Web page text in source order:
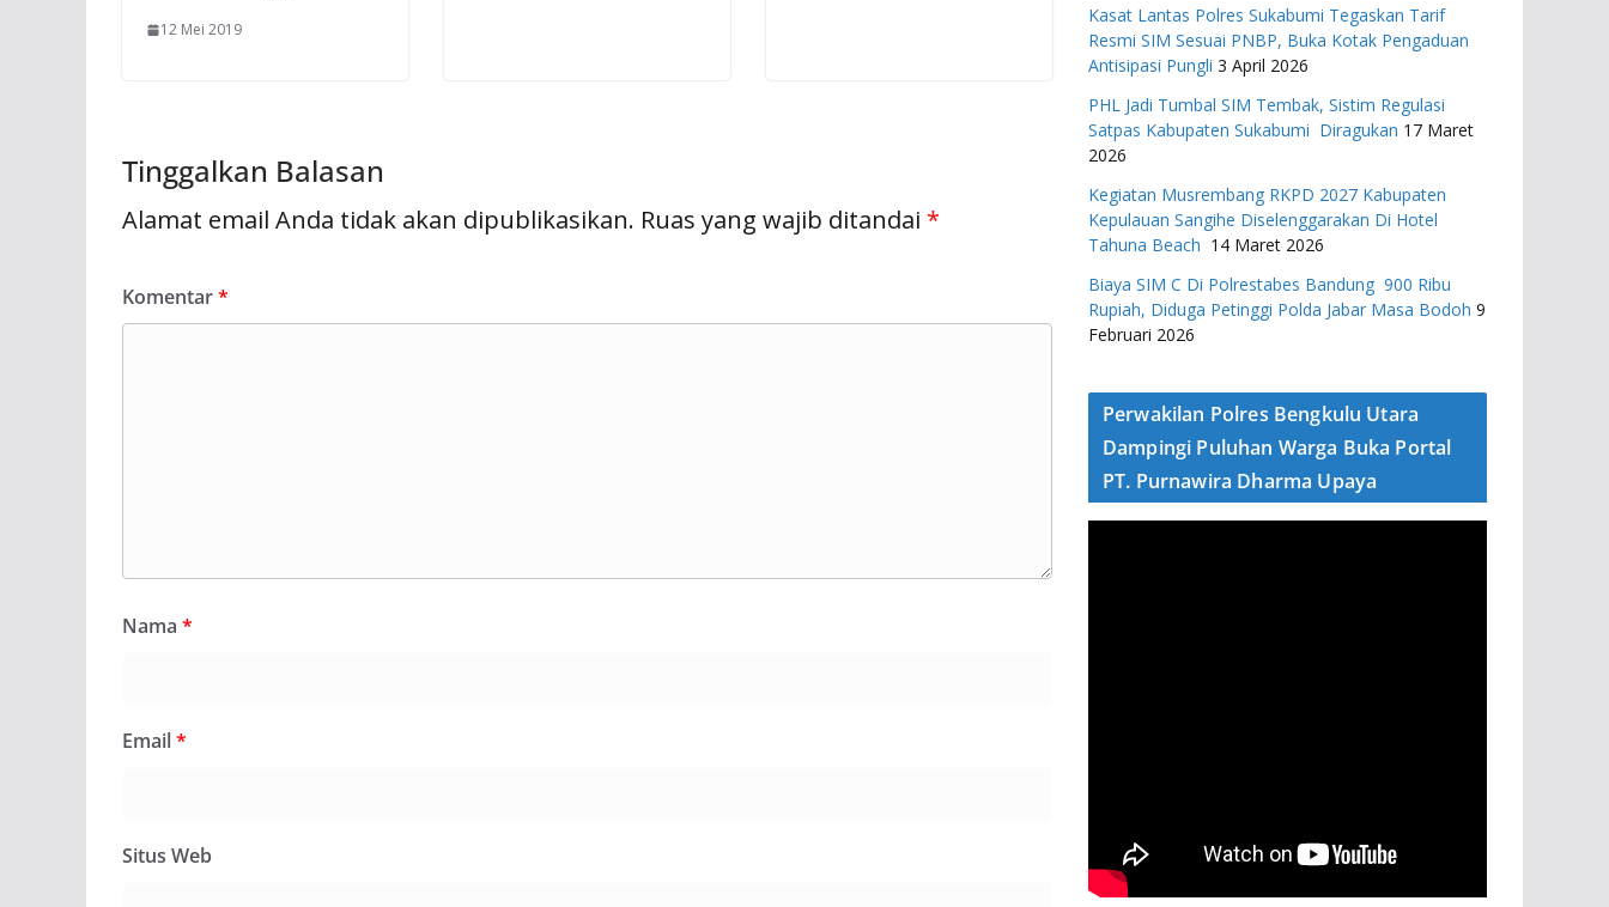
12 Mei 2019
Tinggalkan Balasan
Alamat email Anda tidak akan dipublikasikan. Ruas yang wajib ditandai *
Komentar*
Nama *
Email*
Situs Web
Kasat Lantas Polres Sukabumi Tegaskan Tarif
Resmi SIM Sesuai PNBP, Buka Kotak Pengaduan
Antisipasi Pungli 3 April 2026
PHL Jadi Tumbal SIM Tembak, Sistim Regulasi
Satpas Kabupaten Sukabumi Diragukan 17 Maret
2026
Kegiatan Musrembang RKPD 2027 ​Kabupaten
Kepulauan Sangihe Diselenggarakan Di Hotel
Tahuna Beach 14 Maret 2026
Biaya SIM C Di Polrestabes Bandung 900 Ribu
Rupiah, Diduga Petinggi Polda Jabar Masa Bodoh 9
Februari 2026
Perwakilan Polres Bengkulu Utara
Dampingi Puluhan Warga Buka Portal
PT. Purnawira Dharma Upaya